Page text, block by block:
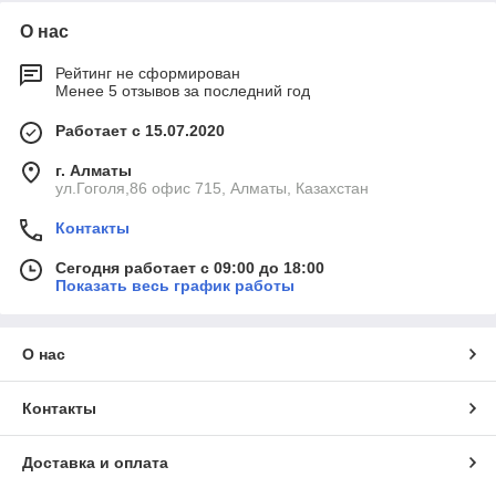
О нас
Рейтинг не сформирован
Менее 5 отзывов за последний год
Работает с 15.07.2020
г. Алматы
ул.Гоголя,86 офис 715, Алматы, Казахстан
Контакты
Сегодня работает с 09:00 до 18:00
Показать весь график работы
О нас
Контакты
Доставка и оплата